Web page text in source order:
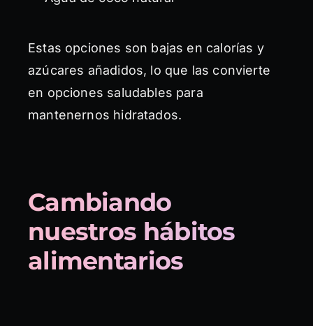
Estas opciones son bajas en calorías y
azúcares añadidos, lo que las convierte
en opciones saludables para
mantenernos hidratados.
Cambiando
nuestros hábitos
alimentarios